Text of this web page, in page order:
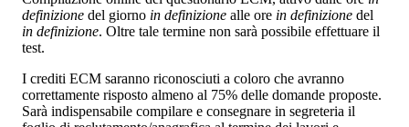
definizione del giorno in definizione alle ore in definizione del
in definizione. Oltre tale termine non sarà possibile effettuare il
test.
I crediti ECM saranno riconosciuti a coloro che avranno
correttamente risposto almeno al 75% delle domande proposte.
Sarà indispensabile compilare e consegnare in segreteria il